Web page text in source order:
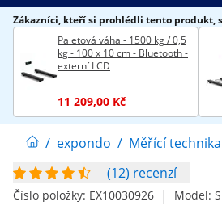
Zákazníci, kteří si prohlédli tento produkt,
Paletová váha - 1500 kg / 0,5
kg - 100 x 10 cm - Bluetooth -
externí LCD
11 209,00 Kč
/ expondo / Měřící technika
(12) recenzí
Číslo položky: EX10030926 | Model: